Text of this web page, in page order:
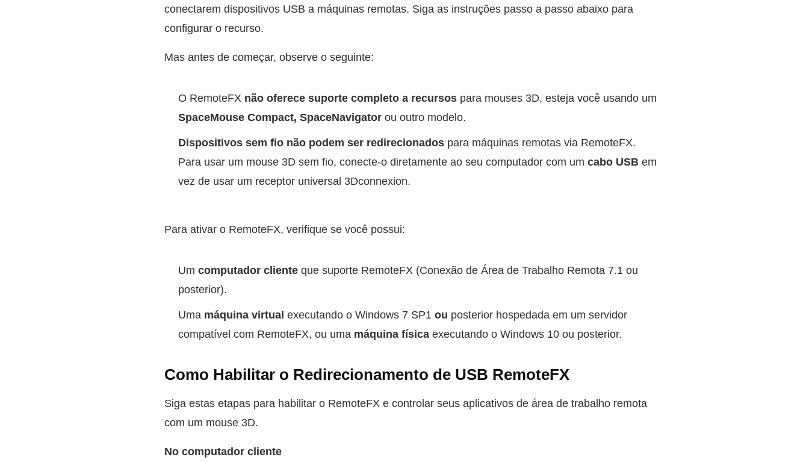
conectarem dispositivos USB a máquinas remotas. Siga as instruções passo a passo abaixo para
configurar o recurso.
Mas antes de começar, observe o seguinte:
O RemoteFX não oferece suporte completo a recursos para mouses 3D, esteja você usando um
SpaceMouse Compact, SpaceNavigator ou outro modelo.
Dispositivos sem fio não podem ser redirecionados para máquinas remotas via RemoteFX.
Para usar um mouse 3D sem fio, conecte-o diretamente ao seu computador com um cabo USB em
vez de usar um receptor universal 3Dconnexion.
Para ativar o RemoteFX, verifique se você possui:
Um computador cliente que suporte RemoteFX (Conexão de Área de Trabalho Remota 7.1 ou
posterior).
Uma máquina virtual executando o Windows 7 SP1 ou posterior hospedada em um servidor
compatível com RemoteFX, ou uma máquina física executando o Windows 10 ou posterior.
Como Habilitar o Redirecionamento de USB RemoteFX
Siga estas etapas para habilitar o RemoteFX e controlar seus aplicativos de área de trabalho remota
com um mouse 3D.
No computador cliente